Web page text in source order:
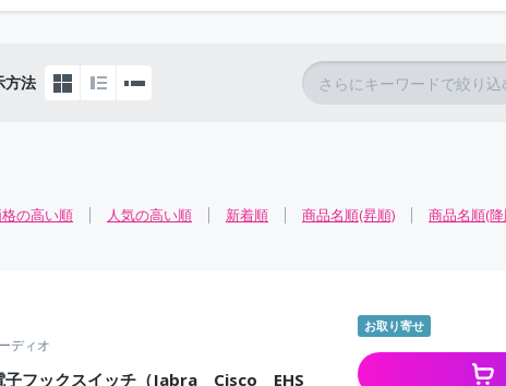
方法
の高い順 人気の高い順 新着順 商品名順(昇順) 商品名順(
子フックスイッチ（Jabra Cisco EHS
ディオ
お取り寄せ